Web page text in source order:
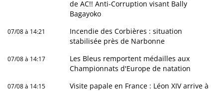
de AC!! Anti-Corruption visant Bally
Bagayoko
07/08 à 14:21
Incendie des Corbières : situation
stabilisée près de Narbonne
07/08 à 14:17
Les Bleus remportent médailles aux
Championnats d'Europe de natation
07/08 à 14:15
Visite papale en France : Léon XIV arrive à